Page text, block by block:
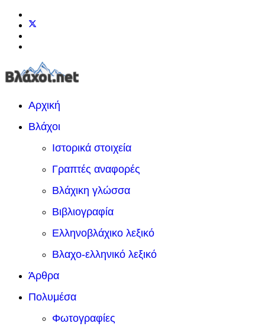
Αρχική
Βλάχοι
Ιστορικά στοιχεία
Γραπτές αναφορές
Βλάχικη γλώσσα
Βιβλιογραφία
Ελληνοβλάχικο λεξικό
Βλαχο-ελληνικό λεξικό
Άρθρα
Πολυμέσα
Φωτογραφίες